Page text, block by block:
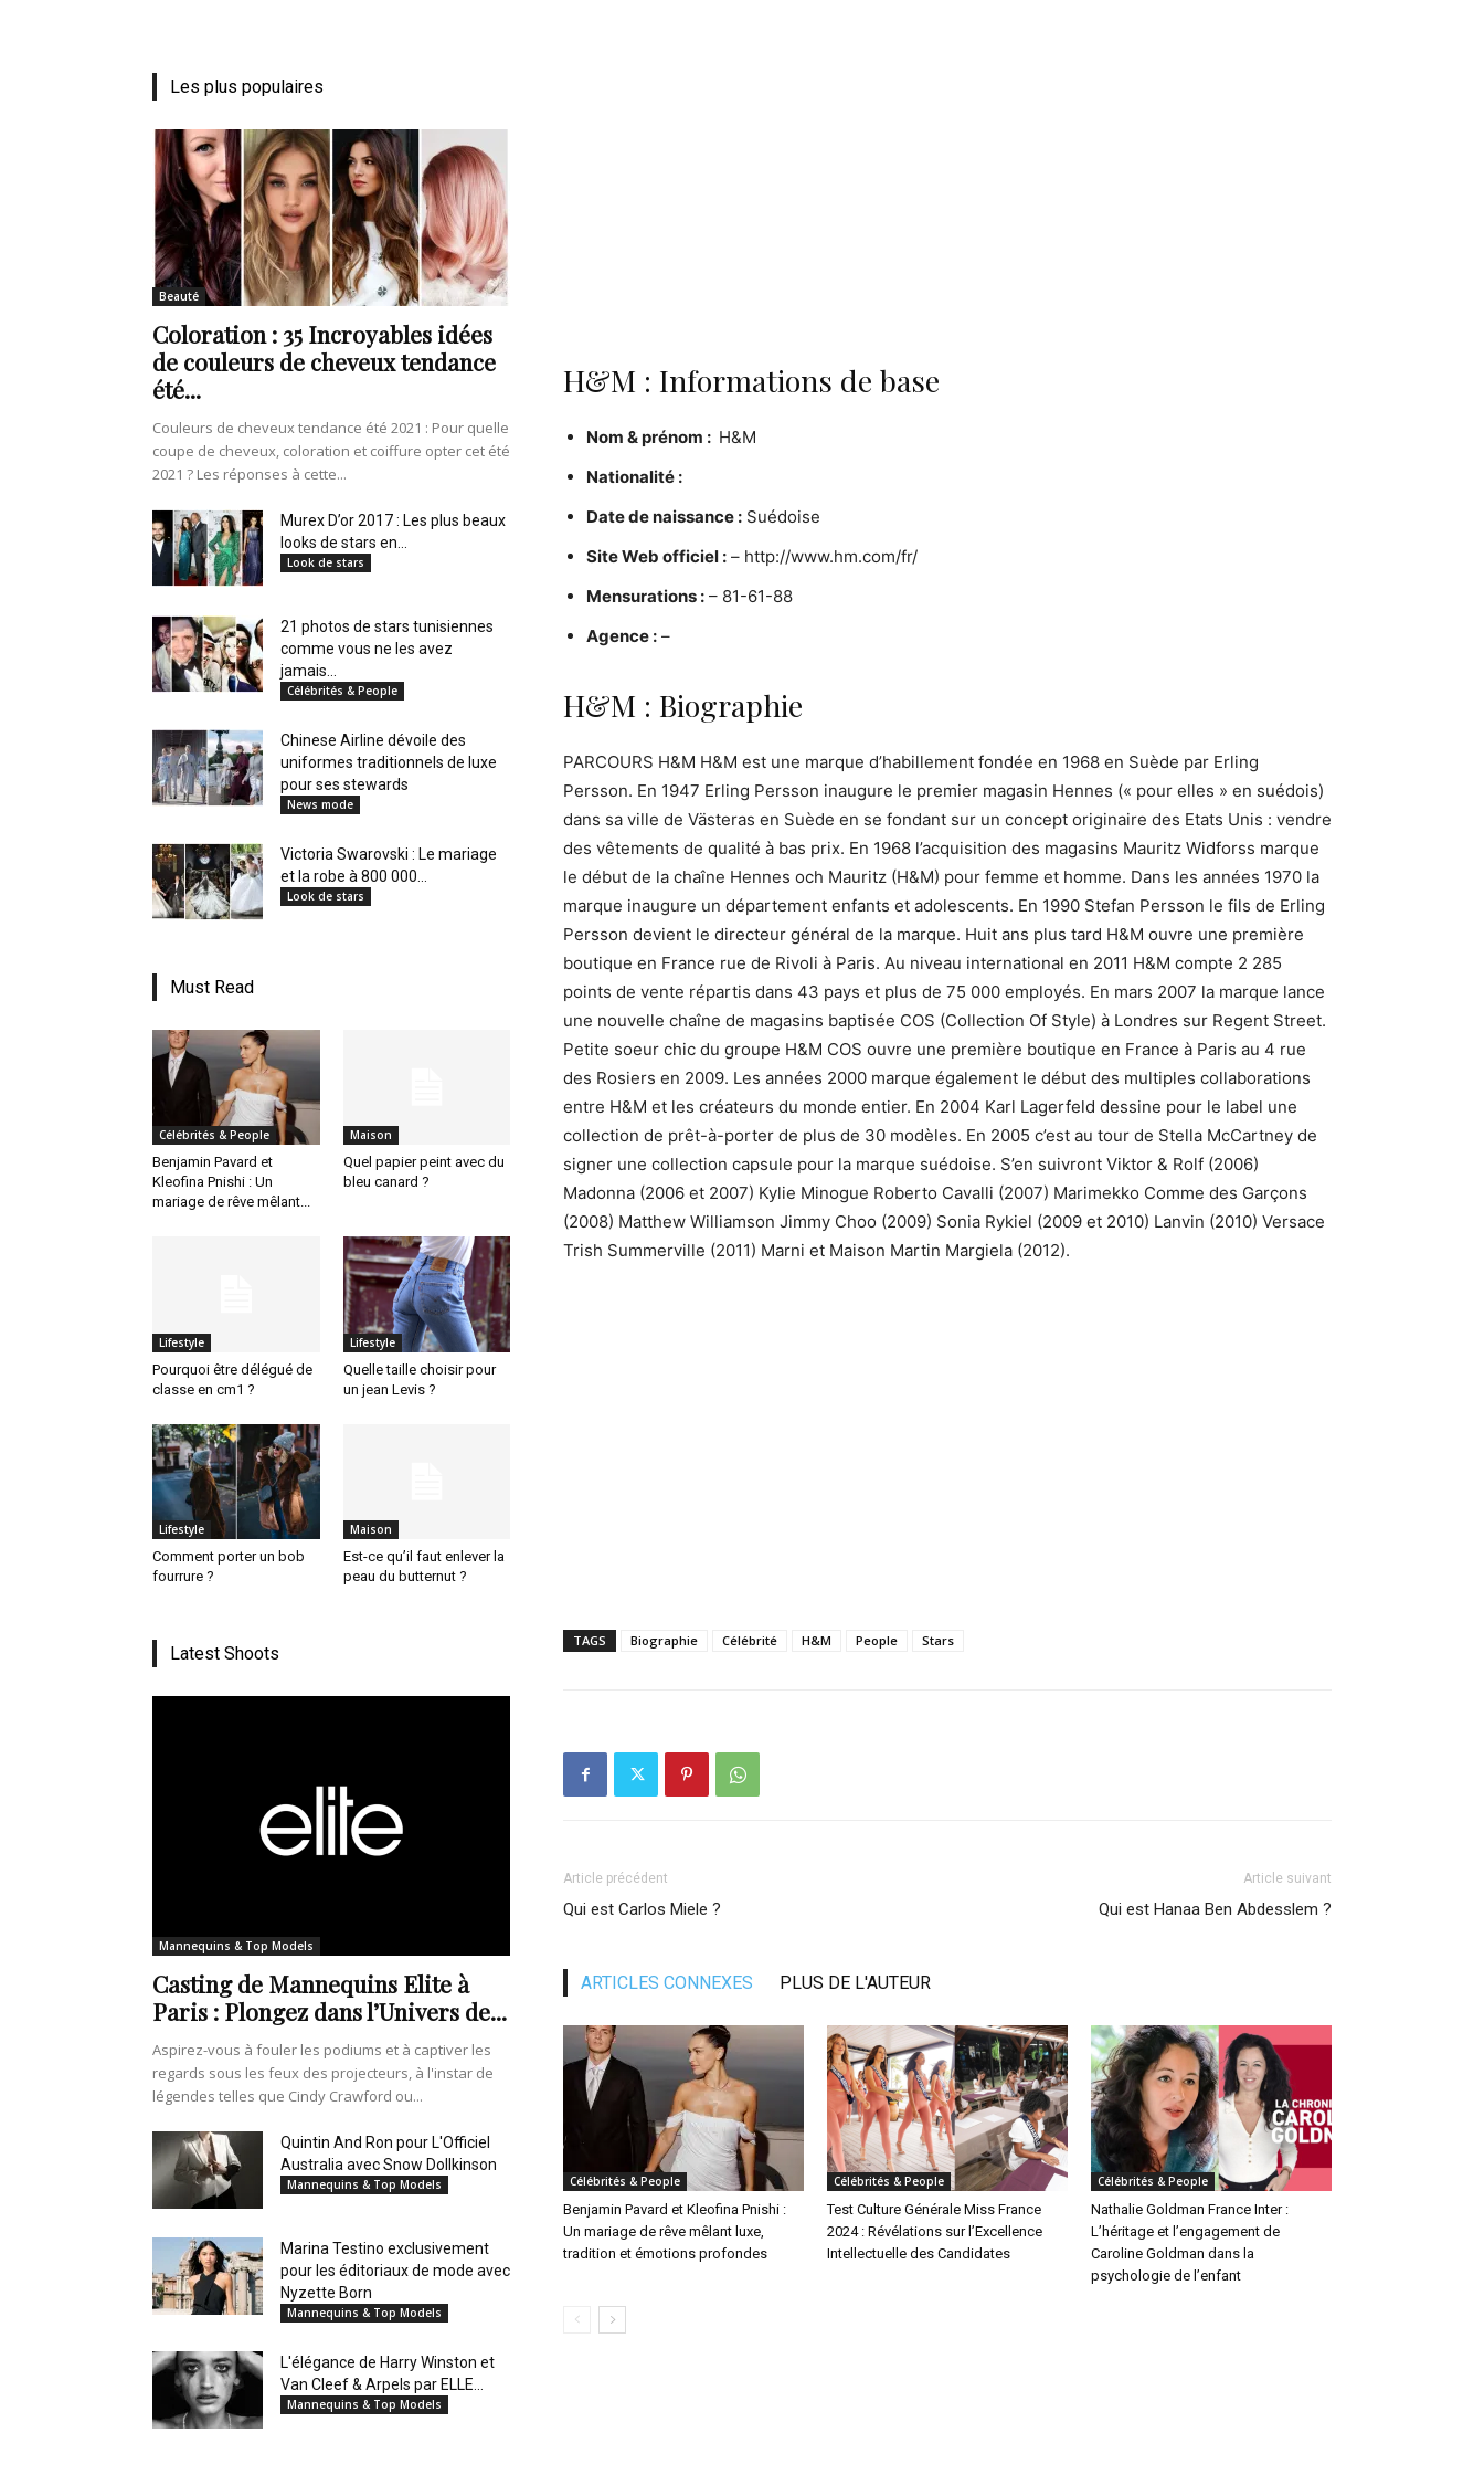
vie
Numéro
Tunisie
et
au
H&M : Informations de base
Nom & prénom : H&M
Nationalité :
Date de naissance : Suédoise
Site Web officiel : – http://www.hm.com/fr/
Mensurations : – 81-61-88
Agence : –
H&M : Biographie
PARCOURS H&M H&M est une marque d’habillement fondée en 1968 en Suède par Erling
Persson. En 1947 Erling Persson inaugure le premier magasin Hennes (« pour elles » en suédois)
dans sa ville de Västeras en Suède en se fondant sur un concept originaire des Etats Unis : vendre
des vêtements de qualité à bas prix. En 1968 l’acquisition des magasins Mauritz Widforss marque
le début de la chaîne Hennes och Mauritz (H&M) pour femme et homme. Dans les années 1970 la
marque inaugure un département enfants et adolescents. En 1990 Stefan Persson le fils de Erling
Persson devient le directeur général de la marque. Huit ans plus tard H&M ouvre une première
boutique en France rue de Rivoli à Paris. Au niveau international en 2011 H&M compte 2 285
points de vente répartis dans 43 pays et plus de 75 000 employés. En mars 2007 la marque lance
une nouvelle chaîne de magasins baptisée COS (Collection Of Style) à Londres sur Regent Street.
Petite soeur chic du groupe H&M COS ouvre une première boutique en France à Paris au 4 rue
des Rosiers en 2009. Les années 2000 marque également le début des multiples collaborations
entre H&M et les créateurs du monde entier. En 2004 Karl Lagerfeld dessine pour le label une
collection de prêt-à-porter de plus de 30 modèles. En 2005 c’est au tour de Stella McCartney de
signer une collection capsule pour la marque suédoise. S’en suivront Viktor & Rolf (2006)
Madonna (2006 et 2007) Kylie Minogue Roberto Cavalli (2007) Marimekko Comme des Garçons
(2008) Matthew Williamson Jimmy Choo (2009) Sonia Rykiel (2009 et 2010) Lanvin (2010) Versace
Trish Summerville (2011) Marni et Maison Martin Margiela (2012).
TAGS Biographie Célébrité H&M People Stars
Article précédent
Qui est Carlos Miele ?
Article suivant
Qui est Hanaa Ben Abdesslem ?
ARTICLES CONNEXES PLUS DE L'AUTEUR
Célébrités & People
Benjamin Pavard et Kleofina Pnishi :
Un mariage de rêve mêlant luxe,
tradition et émotions profondes
Célébrités & People
Test Culture Générale Miss France
2024 : Révélations sur l’Excellence
Intellectuelle des Candidates
Célébrités & People
Nathalie Goldman France Inter :
L’héritage et l’engagement de
Caroline Goldman dans la
psychologie de l’enfant
Les plus populaires
Beauté
Coloration : 35 Incroyables idées
de couleurs de cheveux tendance
été...
Couleurs de cheveux tendance été 2021 : Pour quelle
coupe de cheveux, coloration et coiffure opter cet été
2021 ? Les réponses à cette...
Murex D’or 2017 : Les plus beaux
looks de stars en...
Look de stars
21 photos de stars tunisiennes
comme vous ne les avez
jamais...
Célébrités & People
Chinese Airline dévoile des
uniformes traditionnels de luxe
pour ses stewards
News mode
Victoria Swarovski : Le mariage
et la robe à 800 000...
Look de stars
Must Read
Célébrités & People
Benjamin Pavard et
Kleofina Pnishi : Un
mariage de rêve mêlant...
Maison
Quel papier peint avec du
bleu canard ?
Lifestyle
Pourquoi être délégué de
classe en cm1 ?
Lifestyle
Quelle taille choisir pour
un jean Levis ?
Lifestyle
Comment porter un bob
fourrure ?
Maison
Est-ce qu’il faut enlever la
peau du butternut ?
Latest Shoots
Mannequins & Top Models
Casting de Mannequins Elite à
Paris : Plongez dans l’Univers de...
Aspirez-vous à fouler les podiums et à captiver les
regards sous les feux des projecteurs, à l'instar de
légendes telles que Cindy Crawford ou...
Quintin And Ron pour L'Officiel
Australia avec Snow Dollkinson
Mannequins & Top Models
Marina Testino exclusivement
pour les éditoriaux de mode avec
Nyzette Born
Mannequins & Top Models
L'élégance de Harry Winston et
Van Cleef & Arpels par ELLE...
Mannequins & Top Models